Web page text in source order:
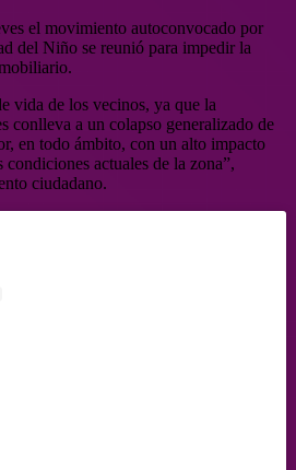
el movimiento autoconvocado por
del Niño se reunió para impedir la
vida de los vecinos, ya que la
conlleva a un colapso generalizado de
en todo ámbito, con un alto impacto
actuales de la zona”,
ciudadano.